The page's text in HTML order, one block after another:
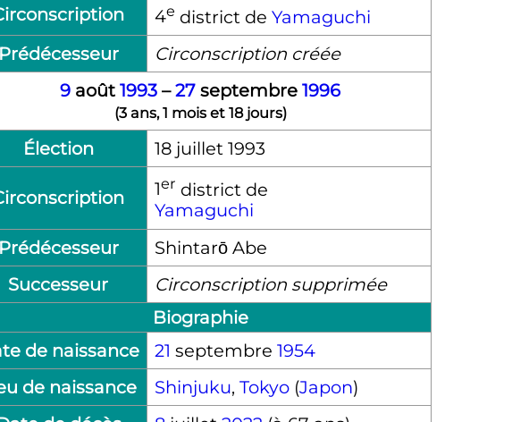
4e district de Yamaguchi
Circonscription créée
9 août 1993 –27 septembre 1996
(3 ans, 1 mois et 18 jours)
Élection 18 juillet 1993
1er district de
Yamaguchi
Shintarō Abe
Successeur
Circonscription supprimée
Biographie
de naissance
21 septembre 1954
de naissance
Shinjuku, Tokyo(Japon)